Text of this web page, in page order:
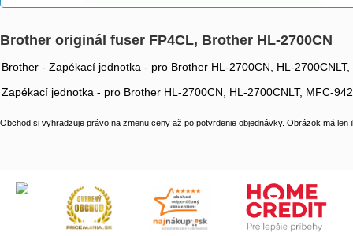
Brother originál fuser FP4CL, Brother HL-2700CN
Brother - Zapékací jednotka - pro Brother HL-2700CN, HL-
Zapékací jednotka - pro Brother HL-2700CN, HL-2700CNLT, MFC-
Obchod si vyhradzuje právo na zmenu ceny až po potvrdenie objednávky. Obrázok má len